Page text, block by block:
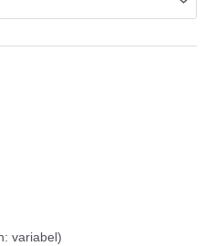
variabel)